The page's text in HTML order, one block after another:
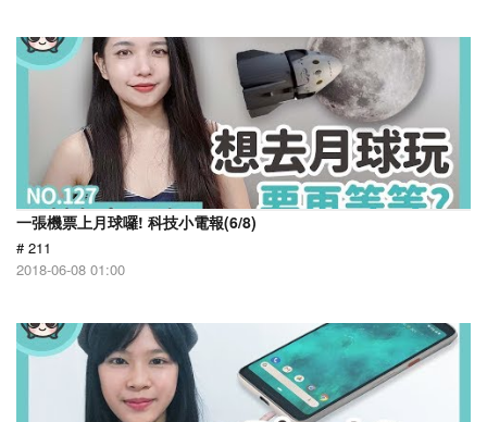
一張機票上月球囉! 科技小電報(6/8)
# 211
2018-06-08 01:00